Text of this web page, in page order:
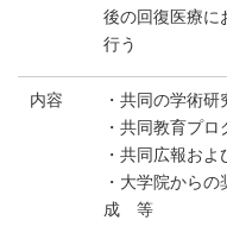
後の回復医療に
行う
内容
・共同の学術
・共同教育プ
・共同広報お
・大学院から
成 等